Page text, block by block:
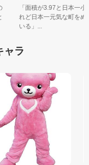
「面積が3.97と日本一
れど日本一元気な町を
いる」...
ャラ